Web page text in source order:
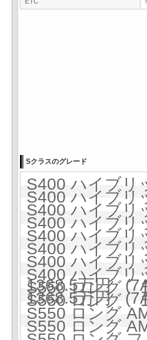
Sクラスのグレード
S400 ハイブ
S400 ハイブ
S400 ハイブ
S400 ハイブ
S400 ハイブ
S400 ハイブ
S400 ハイブ
1368.5万円
S400 ハイブ
1368.5万円
S550 ロング
S550 ロング
S550 ロング
S550 ロング